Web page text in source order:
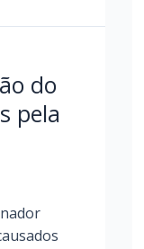
do
pela